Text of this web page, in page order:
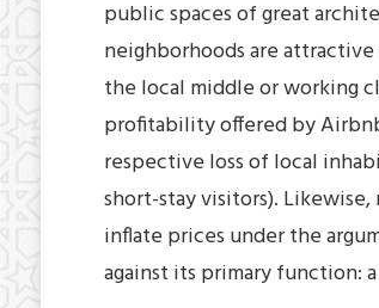
public spaces of great
neighborhoods are
the local middle or working
profitability offered by
respective loss of local
short-stay visitors).
inflate prices under the
against its primary function: